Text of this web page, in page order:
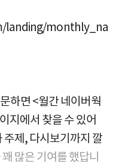
landing/monthly_na
하면 <월간 네이버웍
지에서 찾을 수 있어
주제, 다시보기까지 깔
많은 기여를 했답니